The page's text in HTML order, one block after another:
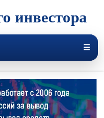
инвестора
☰